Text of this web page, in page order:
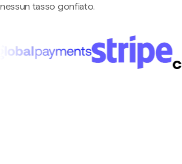
nessun tasso gonfiato.